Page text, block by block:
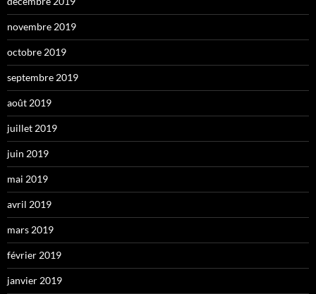
novembre 2019
octobre 2019
septembre 2019
août 2019
juillet 2019
juin 2019
mai 2019
avril 2019
mars 2019
février 2019
janvier 2019